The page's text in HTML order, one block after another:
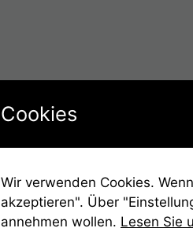
Cookies
Wir verwenden Cookies.
akzeptieren". Über
annehmen wollen. Lesen Sie